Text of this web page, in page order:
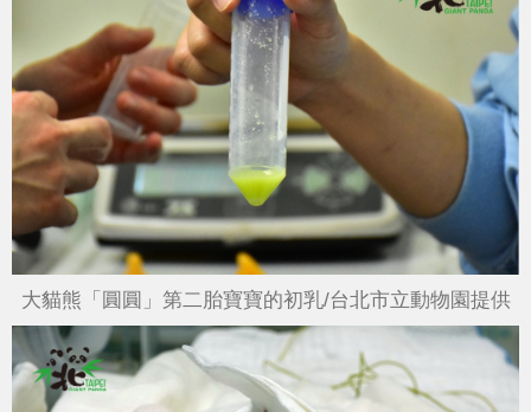
大貓熊「圓圓」第二胎寶寶的初乳/台北市立動物園提供